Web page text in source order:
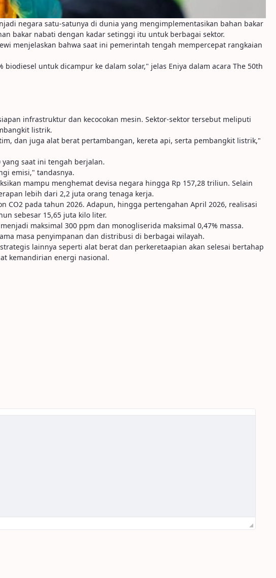
negara satu-satunya di dunia yang mengimplementasikan bahan bakar
bakar nabati dengan kadar setinggi itu untuk berbagai sektor.
menjelaskan bahwa saat ini pemerintah tengah mempercepat rangkaian
untuk dicampur ke dalam solar," jelas Eniya dalam acara The 50th
infrastruktur dan kecocokan mesin. Sektor-sektor tersebut meliputi
listrik.
dan juga alat berat pertambangan, kereta api, serta pembangkit listrik,"
saat ini tengah berjalan.
emisi," tandasnya.
mampu menghemat devisa negara hingga Rp 157,28 triliun. Selain
lebih dari 2,2 juta orang tenaga kerja.
pada tahun 2026. Adapun, hingga pertengahan April 2026, realisasi
sebesar 15,65 juta kilo liter.
maksimal 300 ppm dan monogliserida maksimal 0,47% massa.
masa penyimpanan dan distribusi di berbagai wilayah.
lainnya seperti alat berat dan perkeretaapian akan selesai bertahap
kemandirian energi nasional.